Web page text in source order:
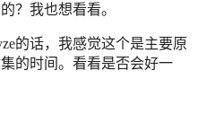
？我也想看看。
的话，我感觉这个是主要原
的时间。看看是否会好一